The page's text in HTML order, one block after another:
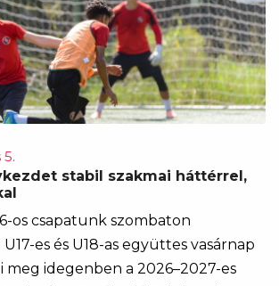
stabil szakmai háttérrel,
os csapatunk szombaton
es és U18-as együttes vasárnap
meg idegenben a 2026–2027-es